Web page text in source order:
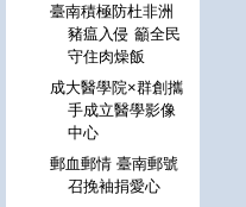
臺南積極防杜非洲
豬瘟入侵 籲全民
守住肉燥飯
成大醫學院×群創攜
手成立醫學影像
中心
郵血郵情 臺南郵號
召挽袖捐愛心